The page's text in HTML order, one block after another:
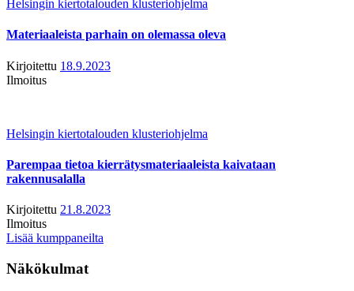
Helsingin kiertotalouden klusteriohjelma
Materiaaleista parhain on olemassa oleva
Kirjoitettu 18.9.2023
Ilmoitus
Helsingin kiertotalouden klusteriohjelma
Parempaa tietoa kierrätysmateriaaleista kaivataan
rakennusalalla
Kirjoitettu 21.8.2023
Ilmoitus
Lisää kumppaneilta
Näkökulmat